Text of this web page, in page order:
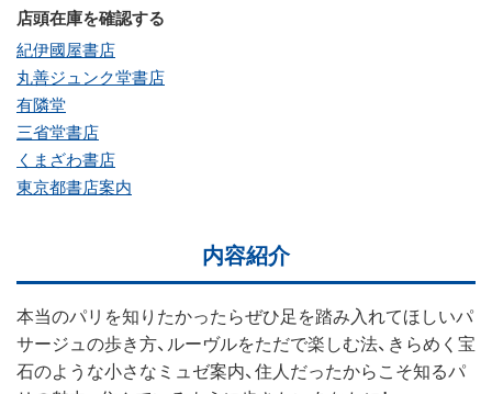
店頭在庫を確認する
紀伊國屋書店
丸善ジュンク堂書店
有隣堂
三省堂書店
くまざわ書店
東京都書店案内
内容紹介
本当のパリを知りたかったらぜひ足を踏み入れてほしいパ
サージュの歩き方、ルーヴルをただで楽しむ法、きらめく宝
石のような小さなミュゼ案内、住人だったからこそ知るパ